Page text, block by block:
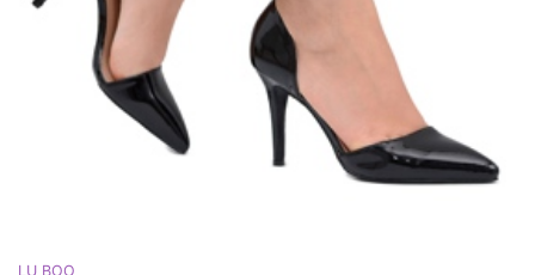
LU BOO